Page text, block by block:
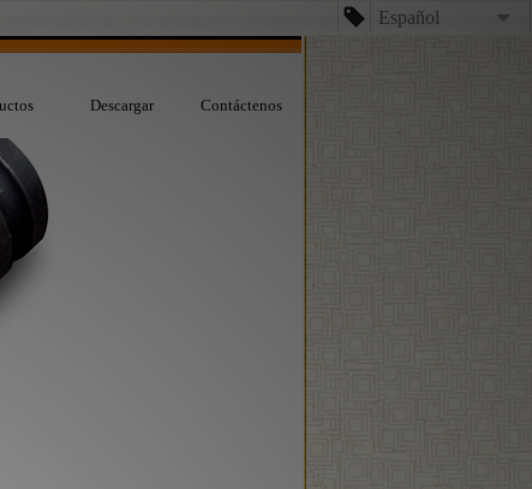
Español
Descargar Contáctenos